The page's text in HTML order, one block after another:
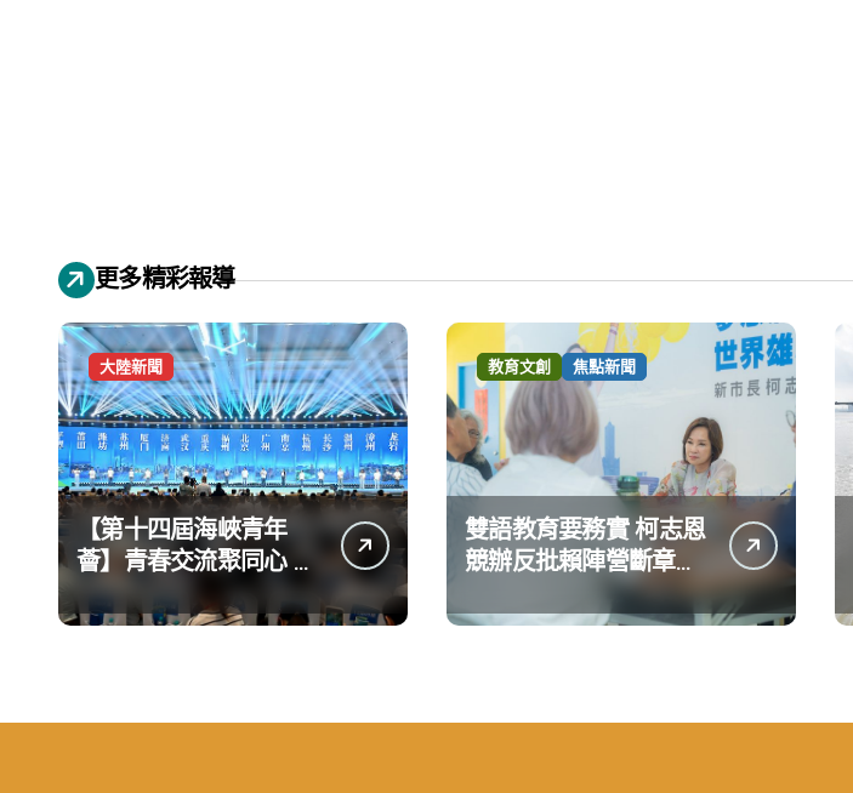
更多精彩報導
大陸新聞
【第十四屆海峽青年
薈】青春交流聚同心 攜
手融合共奮進
教育文創 焦點新聞
雙語教育要務實 柯志恩
競辦反批賴陣營斷章取
義 表達嚴正抗議